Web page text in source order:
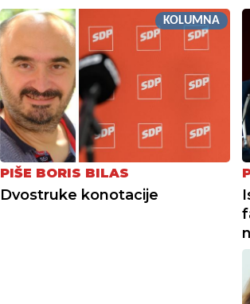
KOLUMNA
PIŠE BORIS BILAS
Dvostruke konotacije